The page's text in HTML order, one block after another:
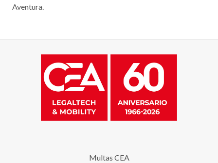
Aventura.
Multas CEA